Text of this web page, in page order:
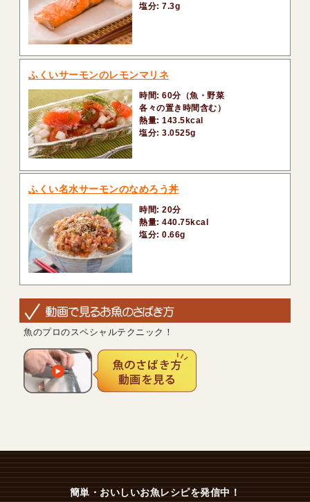
塩分: 7.3g
ふくいサーモンのレモンマリネ
時間: 60分（魚・野菜
各々の置き時間含む）
熱量: 143.5kcal
塩分: 3.0525g
ふくい名水サーモンのなめろう丼
時間: 20分
熱量: 440.75kcal
塩分: 0.66g
魚のプロのスペシャルテクニック！
簡単・おいしいお魚レシピを発信中！